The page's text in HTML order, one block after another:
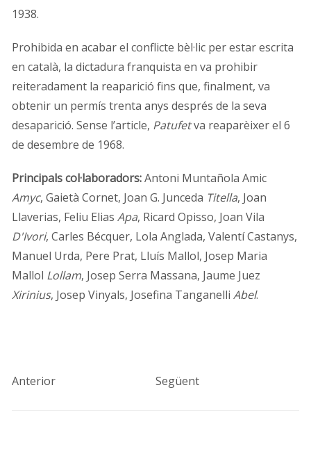
1938.
Prohibida en acabar el conflicte bèl·lic per estar escrita
en català, la dictadura franquista en va prohibir
reiteradament la reaparició fins que, finalment, va
obtenir un permís trenta anys després de la seva
desaparició. Sense l’article, Patufetva reaparèixer el 6
de desembre de 1968.
Principalscol·laboradors:Antoni Muntañola Amic
Amyc, Gaietà Cornet, Joan G. Junceda Titella, Joan
Llaverias, Feliu Elias Apa, Ricard Opisso, Joan Vila
D'Ivori, Carles Bécquer, Lola Anglada, Valentí Castanys,
Manuel Urda, Pere Prat, Lluís Mallol, Josep Maria
Mallol Lollam, Josep Serra Massana, Jaume Juez
Xirinius, Josep Vinyals, Josefina Tanganelli Abel.
Anterior Següent